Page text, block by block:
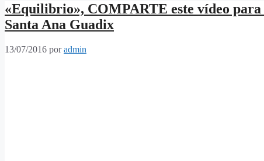
«Equilibrio», COMPARTE este vídeo
Santa Ana Guadix
13/07/2016 poradmin